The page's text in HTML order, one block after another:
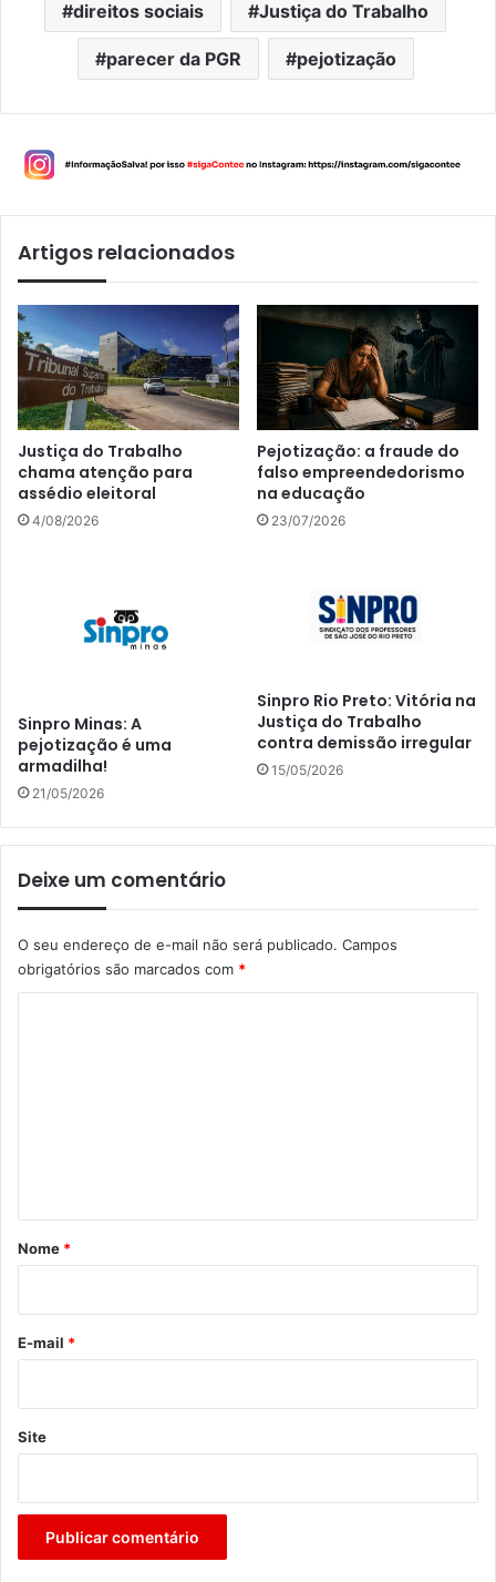
direitos sociais Justiça do Trabalho
parecer da PGR pejotização
Artigos relacionados
Justiça do Trabalho
chama atenção para
assédio eleitoral
4/08/2026
Pejotização: a fraude do
falso empreendedorismo
na educação
23/07/2026
Sinpro Minas: A
pejotização é uma
armadilha!
21/05/2026
Sinpro Rio Preto: Vitória na
Justiça do Trabalho
contra demissão irregular
15/05/2026
Deixe um comentário
O seu endereço de e-mail não será publicado. Campos
obrigatórios são marcados com *
r
*
Nome *
E-mail *
Site